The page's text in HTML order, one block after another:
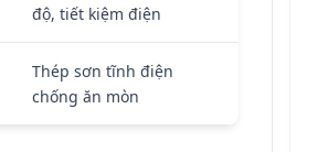
độ, tiết kiệm điện
Thép sơn tĩnh điện
chống ăn mòn